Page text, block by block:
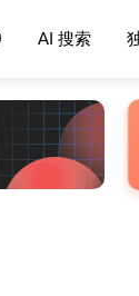
AI 搜索